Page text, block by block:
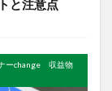
と注意点
ーchange 収益物